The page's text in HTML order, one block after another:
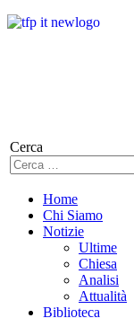
Cerca
Home
Chi Siamo
Notizie
Ultime
Chiesa
Analisi
Attualità
Biblioteca